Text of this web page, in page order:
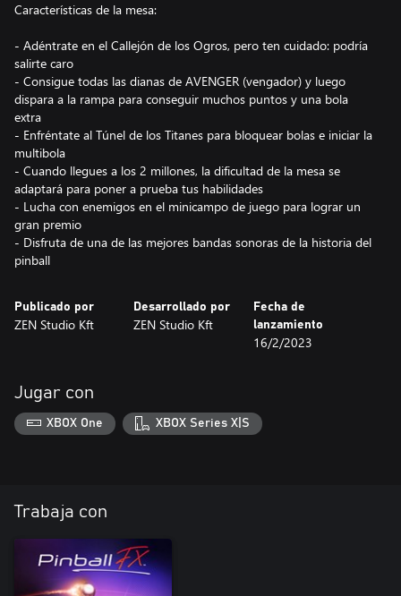
Características de la mesa:
- Adéntrate en el Callejón de los Ogros, pero ten cuidado: podría
salirte caro
- Consigue todas las dianas de AVENGER (vengador) y luego
dispara a la rampa para conseguir muchos puntos y una bola
extra
- Enfréntate al Túnel de los Titanes para bloquear bolas e iniciar la
multibola
- Cuando llegues a los 2 millones, la dificultad de la mesa se
adaptará para poner a prueba tus habilidades
- Lucha con enemigos en el minicampo de juego para lograr un
gran premio
- Disfruta de una de las mejores bandas sonoras de la historia del
pinball
Publicado por
ZEN Studio Kft
Desarrollado por
ZEN Studio Kft
Fecha de
lanzamiento
16/2/2023
Jugar con
XBOX One XBOX Series X|S
Trabaja con